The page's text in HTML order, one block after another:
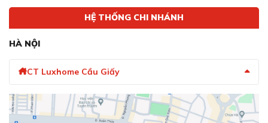
HỆ THỐNG CHI NHÁNH
HÀ NỘI
CT Luxhome Cầu Giấy